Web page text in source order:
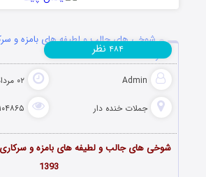
مرداد 1393
Admin ۰۲ مرداد ۱۳۹۳
جملات خنده دار ۱۰۴۸۶۵ بازدید
۴۸۴ نظر
1393